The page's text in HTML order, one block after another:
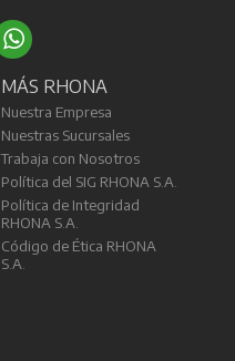
MÁS RHONA
Nuestra Empresa
Nuestras Sucursales
Trabaja con Nosotros
Política del SIG RHONA S.A.
Política de Integridad
RHONA S.A.
Código de Ética RHONA
S.A.